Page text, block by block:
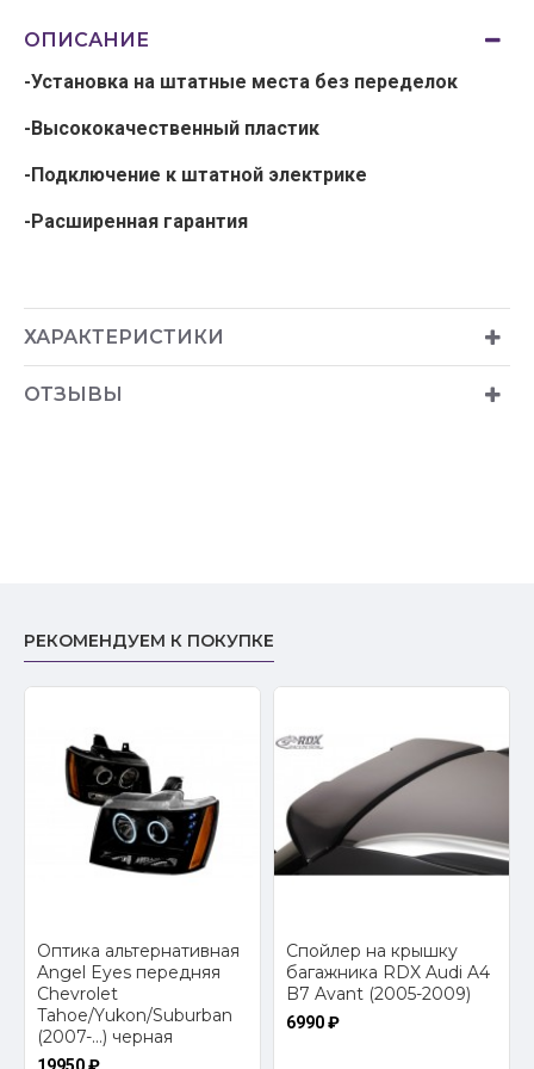
ОПИСАНИЕ
-Установка на штатные места без переделок
-Высококачественный пластик
-Подключение к штатной электрике
-Расширенная гарантия
ХАРАКТЕРИСТИКИ
ОТЗЫВЫ
РЕКОМЕНДУЕМ К ПОКУПКЕ
Оптика альтернативная
Angel Eyes передняя
Chevrolet
Tahoe/Yukon/Suburban
(2007-...) черная
Спойлер на крышку
багажника RDX Audi A4
B7 Avant (2005-2009)
6990 ₽